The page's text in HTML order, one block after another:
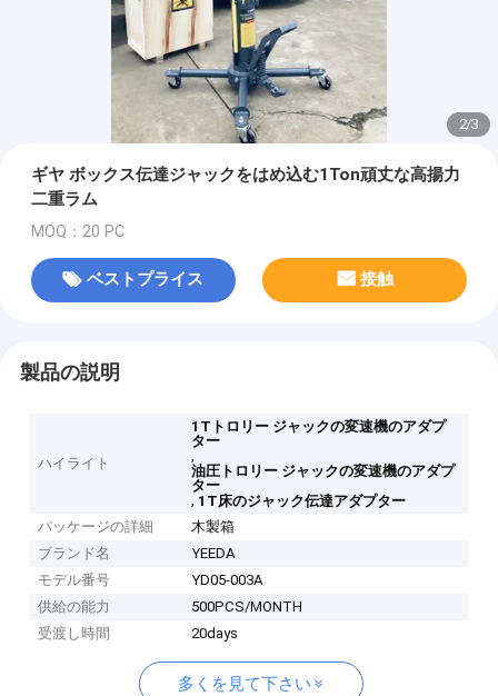
2/3
ギヤ ボックス伝達ジャックをはめ込む1Ton頑丈な高揚力
二重ラム
MOQ：20 PC
ベストプライス 接触
製品の説明
ハイライト
1Tトロリー ジャックの変速機のアダプ
ター
,
油圧トロリー ジャックの変速機のアダプ
ター
, 1T床のジャック伝達アダプター
パッケージの詳細
木製箱
ブランド名
YEEDA
モデル番号
YD05-003A
供給の能力
500PCS/MONTH
受渡し時間
20days
多くを見て下さい